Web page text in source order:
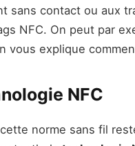
sans contact ou aux
NFC. On peut par
vous explique
NFC
norme sans fil